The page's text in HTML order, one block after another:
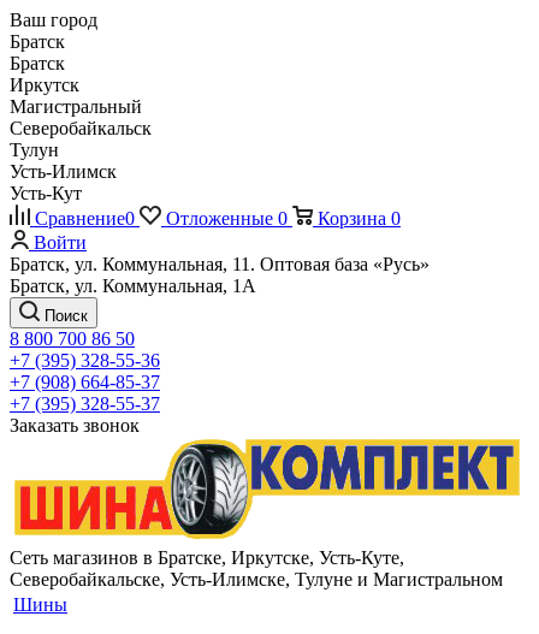
Ваш город
Братск
Братск
Иркутск
Магистральный
Северобайкальск
Тулун
Усть-Илимск
Усть-Кут
Сравнение0 Отложенные 0 Корзина 0
Войти
Братск, ул. Коммунальная, 11. Оптовая база «Русь»
Братск, ул. Коммунальная, 1А
Поиск
8 800 700 86 50
+7 (395) 328-55-36
+7 (908) 664-85-37
+7 (395) 328-55-37
Заказать звонок
Сеть магазинов в Братске, Иркутске, Усть-Куте,
Северобайкальске, Усть-Илимске, Тулуне и Магистральном
Шины